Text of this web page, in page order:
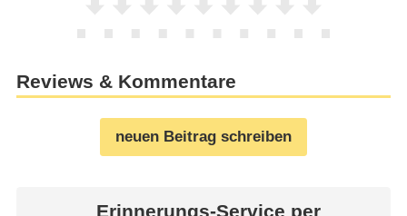
Reviews & Kommentare
neuen Beitrag schreiben
Erinnerungs-Service per